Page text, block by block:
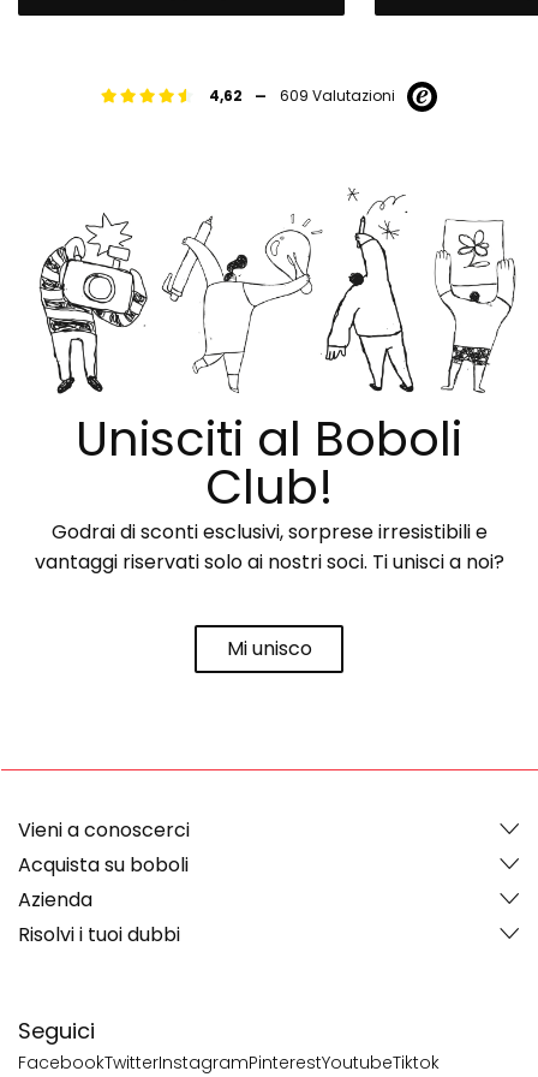
4,62 - 609 Valutazioni
Unisciti al Boboli
Club!
Godrai di sconti esclusivi, sorprese irresistibili e
vantaggi riservati solo ai nostri soci. Ti unisci a noi?
Mi unisco
Seguici
FacebookTwitterInstagramPinterestYoutubeTiktok
Vieni a conoscerci
Acquista su boboli
Azienda
Risolvi i tuoi dubbi